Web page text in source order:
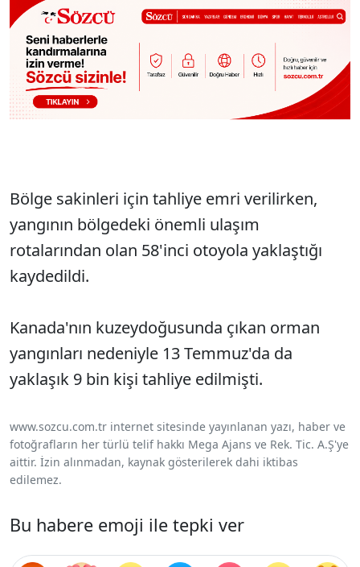
Bölge sakinleri için tahliye emri verilirken,
yangının bölgedeki önemli ulaşım
rotalarından olan 58'inci otoyola yaklaştığı
kaydedildi.
Kanada'nın kuzeydoğusunda çıkan orman
yangınları nedeniyle 13 Temmuz'da da
yaklaşık 9 bin kişi tahliye edilmişti.
www.sozcu.com.tr internet sitesinde yayınlanan yazı, haber ve
fotoğrafların her türlü telif hakkı Mega Ajans ve Rek. Tic. A.Ş'ye
aittir. İzin alınmadan, kaynak gösterilerek dahi iktibas
edilemez.
Bu habere emoji ile tepki ver